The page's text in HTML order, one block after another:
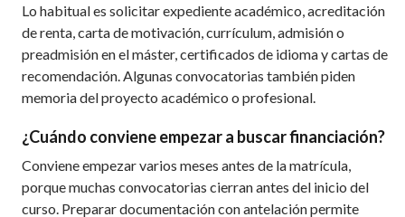
Lo habitual es solicitar expediente académico, acreditación
de renta, carta de motivación, currículum, admisión o
preadmisión en el máster, certificados de idioma y cartas de
recomendación. Algunas convocatorias también piden
memoria del proyecto académico o profesional.
¿Cuándo conviene empezar a buscar financiación?
Conviene empezar varios meses antes de la matrícula,
porque muchas convocatorias cierran antes del inicio del
curso. Preparar documentación con antelación permite